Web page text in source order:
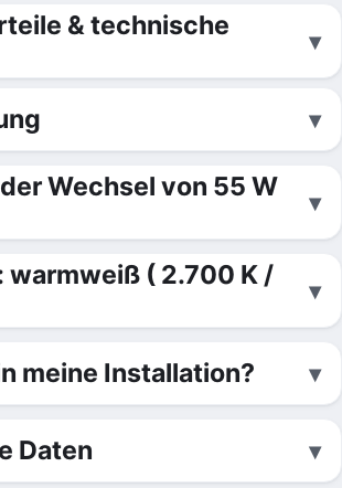
& technische
Wechsel von 55 W
warmweiß ( 2.700 K /
meine Installation?
Daten